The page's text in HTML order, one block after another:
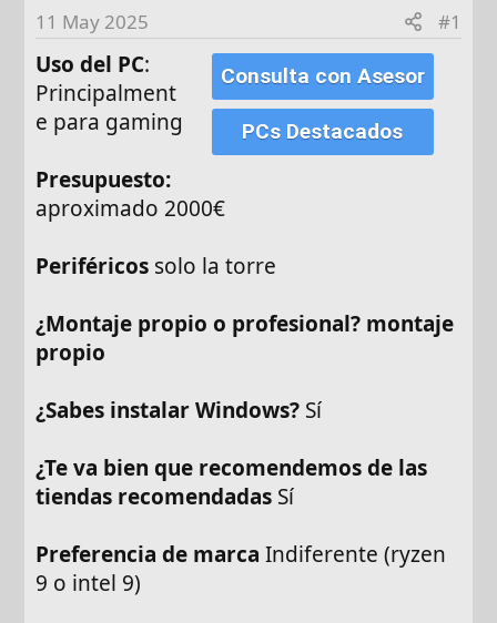
e
n
i
c
11 May 2025 #1
Consulta con Asesor
PCs Destacados
Uso del PC:
Principalment
e para gaming
Presupuesto:
aproximado 2000€
Periféricos solo la torre
¿Montaje propio o profesional? montaje
propio
¿Sabes instalar Windows? Sí
¿Te va bien que recomendemos de las
tiendas recomendadas Sí
Preferencia de marcaIndiferente (ryzen
9 o intel 9)